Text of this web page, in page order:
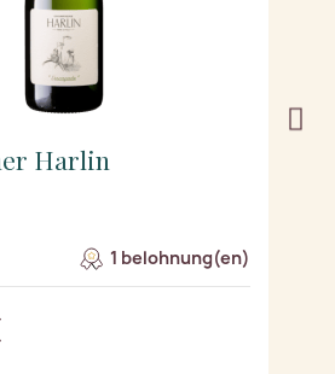
Harlin
1 belohnung(en)